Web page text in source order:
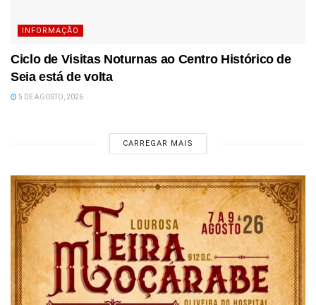
INFORMAÇÃO
Ciclo de Visitas Noturnas ao Centro Histórico de
Seia está de volta
5 DE AGOSTO, 2026
CARREGAR MAIS